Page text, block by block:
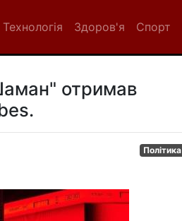
Технологія Здоров'я Спорт
отримав
Політика